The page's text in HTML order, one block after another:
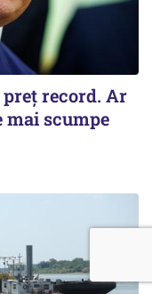
preț record. Ar
mai scumpe